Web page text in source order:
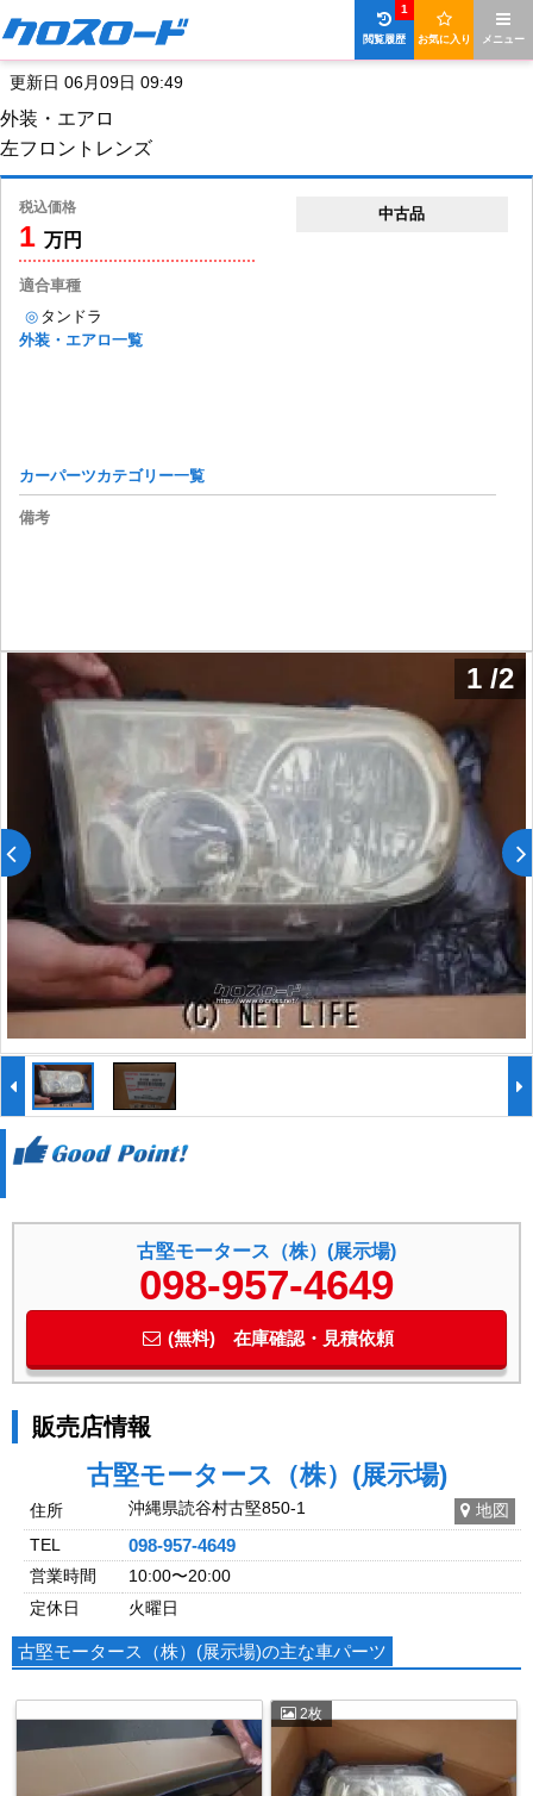
メニュー
お気に入り
閲覧履歴
1
更新日 06月09日 09:49
外装・エアロ
左フロントレンズ
税込価格
1 万円
中古品
適合車種
◎ タンドラ
外装・エアロ一覧
カーパーツカテゴリー一覧
備考
1 /2
古堅モータース（株）(展示場)
098-957-4649
(無料) 在庫確認・見積依頼
販売店情報
古堅モータース（株）(展示場)
住所 沖縄県読谷村古堅850-1
地図
TEL
098-957-4649
営業時間
10:00〜20:00
定休日
火曜日
古堅モータース（株）(展示場)の主な車パーツ
2枚